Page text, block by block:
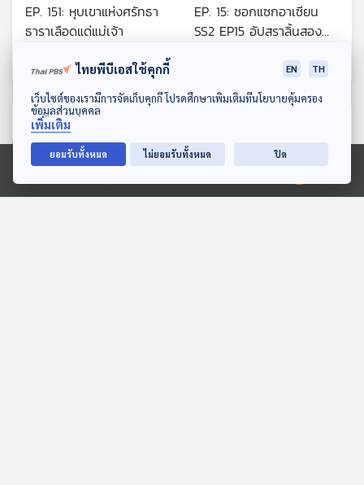
ดาวน์โหลด Thai PBS Podcast Application
Ⓒ 2020 องค์การกระจายเสียงและแพร่ภาพสาธารณะแห่งประเทศไทย
EP. 151: หุบเขาแห่งศรัทธา
ธาราเลือดแด่แม่เจ้า
EP. 15: ซอกแซกอาเซียน
SS2 EP15 อัปสราลิ้นสอง
ตอนที่เกี่ยวข้อง
ไทยพีบีเอสใช้คุกกี้ EN TH
เว็บไซต์ของเรามีการจัดเก็บคุกกี้ โปรดศึกษาเพิ่มเติมที่นโยบายคุ้มครอง
ข้อมูลส่วนบุคคล
เพิ่มเติม
ยอมรับทั้งหมด ไม่ยอมรับทั้งหมด ปิด